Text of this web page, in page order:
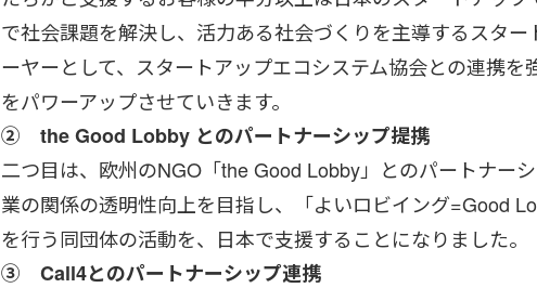
で社会課題を解決し、活力ある社会づくりを主導するスター
ーヤーとして、スタートアップエコシステム協会との連携を
をパワーアップさせていきます。
② the Good Lobby とのパートナーシップ提携
二つ目は、欧州のNGO「the Good Lobby」とのパートナー
業の関係の透明性向上を目指し、「よいロビイング=Good
を行う同団体の活動を、日本で支援することになりました。
③ Call4とのパートナーシップ連携